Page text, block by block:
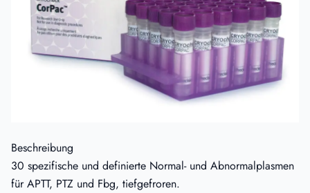
Beschreibung
30 spezifische und definierte Normal- und Abnormalplasmen
für APTT, PTZ und Fbg, tiefgefroren.